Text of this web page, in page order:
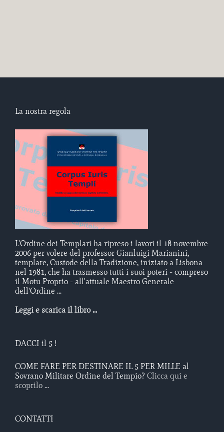
La nostra regola
L'Ordine dei Templari ha ripreso i lavori il 18 novembre
2006 per volere del professor Gianluigi Marianini,
templare, Custode della Tradizione, iniziato a Lisbona
nel 1981, che ha trasmesso tutti i suoi poteri - compreso
il Motu Proprio - all'attuale Maestro Generale
dell'Ordine ...
Leggi e scarica il libro ...
DACCI il 5 !
COME FARE PER DESTINARE IL 5 PER MILLE al
Sovrano Militare Ordine del Tempio? Clicca qui e
scoprilo ...
CONTATTI